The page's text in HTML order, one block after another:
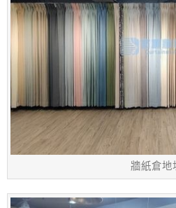
牆紙倉地